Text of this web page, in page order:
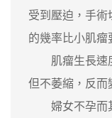
受到壓迫，手術
的幾率比小肌瘤
肌瘤生長速度
但不萎縮，反而
婦女不孕而其